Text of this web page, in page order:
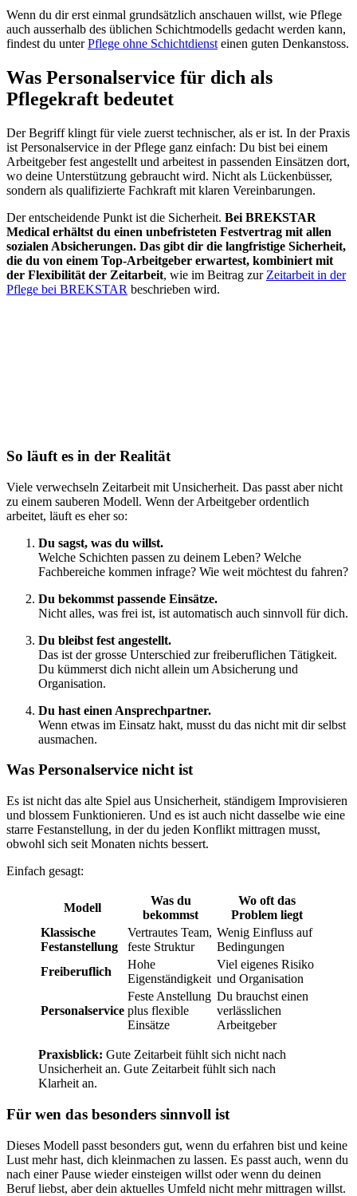
Wenn du dir erst einmal grundsätzlich anschauen willst, wie Pflege
auch ausserhalb des üblichen Schichtmodells gedacht werden kann,
findest du unterPflege ohne Schichtdienst einen guten Denkanstoss.
Was Personalservice für dich als
Pflegekraft bedeutet
Der Begriff klingt für viele zuerst technischer, als er ist. In der Praxis
ist Personalservice in der Pflege ganz einfach: Du bist bei einem
Arbeitgeber fest angestellt und arbeitest in passenden Einsätzen dort,
wo deine Unterstützung gebraucht wird. Nicht als Lückenbüsser,
sondern als qualifizierte Fachkraft mit klaren Vereinbarungen.
Der entscheidende Punkt ist die Sicherheit. Bei BREKSTAR
Medical erhältst du einen unbefristeten Festvertrag mit allen
sozialen Absicherungen. Das gibt dir die langfristige Sicherheit,
die du von einem Top-Arbeitgeber erwartest, kombiniert mit
der Flexibilität der Zeitarbeit, wie im Beitrag zur Zeitarbeit in der
Pflege bei BREKSTAR beschrieben wird.
So läuft es in der Realität
Viele verwechseln Zeitarbeit mit Unsicherheit. Das passt aber nicht
zu einem sauberen Modell. Wenn der Arbeitgeber ordentlich
arbeitet, läuft es eher so:
Du sagst, was du willst.
Welche Schichten passen zu deinem Leben? Welche
Fachbereiche kommen infrage? Wie weit möchtest du fahren?
Du bekommst passende Einsätze.
Nicht alles, was frei ist, ist automatisch auch sinnvoll für dich.
Du bleibst fest angestellt.
Das ist der grosse Unterschied zur freiberuflichen Tätigkeit.
Du kümmerst dich nicht allein um Absicherung und
Organisation.
Du hast einen Ansprechpartner.
Wenn etwas im Einsatz hakt, musst du das nicht mit dir selbst
ausmachen.
Was Personalservice nicht ist
Es ist nicht das alte Spiel aus Unsicherheit, ständigem Improvisieren
und blossem Funktionieren. Und es ist auch nicht dasselbe wie eine
starre Festanstellung, in der du jeden Konflikt mittragen musst,
obwohl sich seit Monaten nichts bessert.
Einfach gesagt:
Modell
Was du
bekommst
Wo oft das
Problem liegt
Klassische
Festanstellung
Vertrautes Team,
feste Struktur
Wenig Einfluss auf
Bedingungen
Freiberuflich
Hohe
Eigenständigkeit
Viel eigenes Risiko
und Organisation
Personalservice
Feste Anstellung
plus flexible
Einsätze
Du brauchst einen
verlässlichen
Arbeitgeber
Praxisblick: Gute Zeitarbeit fühlt sich nicht nach
Unsicherheit an. Gute Zeitarbeit fühlt sich nach
Klarheit an.
Für wen das besonders sinnvoll ist
Dieses Modell passt besonders gut, wenn du erfahren bist und keine
Lust mehr hast, dich kleinmachen zu lassen. Es passt auch, wenn du
nach einer Pause wieder einsteigen willst oder wenn du deinen
Beruf liebst, aber dein aktuelles Umfeld nicht mehr mittragen willst.